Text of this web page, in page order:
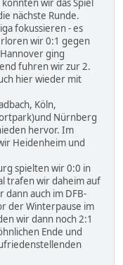
wir das Spiel
nächste Runde.
fokussieren - es
wir 0:1 gegen
ging
fuhren wir zur 2.
hier wieder mit
Köln,
Nürnberg
hervor. Im
Heidenheim und
spielten wir 0:0 in
trafen wir daheim auf
auch im DFB-
der Winterpause im
wir dann noch 2:1
Ende und